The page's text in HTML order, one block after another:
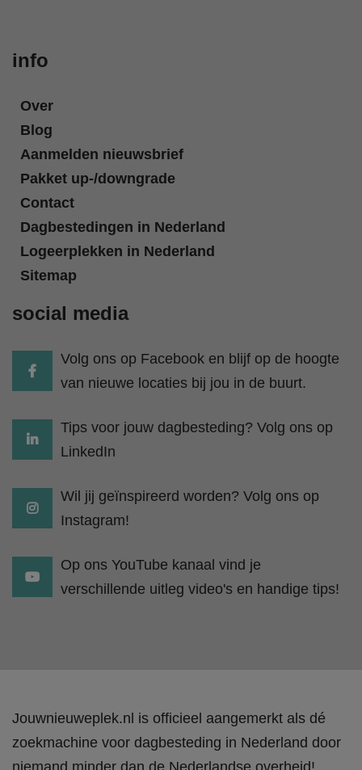
info
Over
Blog
Aanmelden nieuwsbrief
Pakket up-/downgrade
Contact
Dagbestedingen in Nederland
Logeerplekken in Nederland
Sitemap
social media
Volg ons op Facebook en blijf op de hoogte
van nieuwe locaties bij jou in de buurt.
Tips voor jouw dagbesteding? Volg ons op
LinkedIn
Wil jij geïnspireerd worden? Volg ons op
Instagram!
Op ons YouTube kanaal vind je
verschillende uitleg video's en handige tips!
Jouwnieuweplek.nl is officieel aangemerkt als dé
zoekmachine voor dagbesteding in Nederland door
niemand minder dan de Nederlandse overheid!